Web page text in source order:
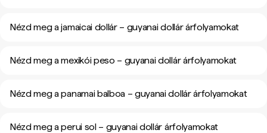
Nézd meg a jamaicai dollár – guyanai dollár árfolyamokat
Nézd meg a mexikói peso – guyanai dollár árfolyamokat
Nézd meg a panamai balboa – guyanai dollár árfolyamokat
Nézd meg a perui sol – guyanai dollár árfolyamokat